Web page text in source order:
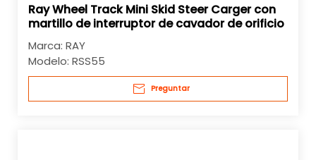
Ray Wheel Track Mini Skid Steer Carger con
martillo de interruptor de cavador de orificio
Marca: RAY
Modelo: RSS55
Preguntar